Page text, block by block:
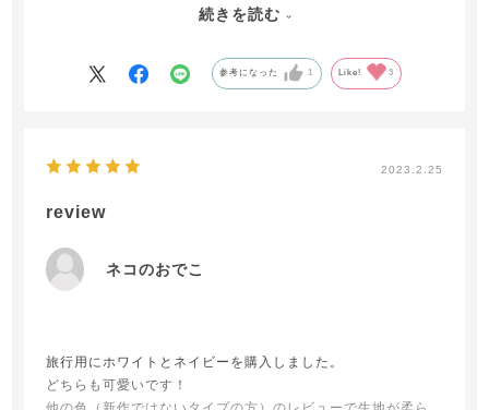
ーチなど入れられて、それでいてバックの中である程度の形
続きを読む
参考になった 1 Like! 3
2023.2.25
review
ネコのおでこ
旅行用にホワイトとネイビーを購入しました。
どちらも可愛いです！